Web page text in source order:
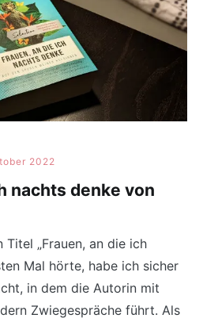
2022
nachts denke von
Titel „Frauen, an die ich
Mal hörte, habe ich sicher
in dem die Autorin mit
Zwiegespräche führt. Als